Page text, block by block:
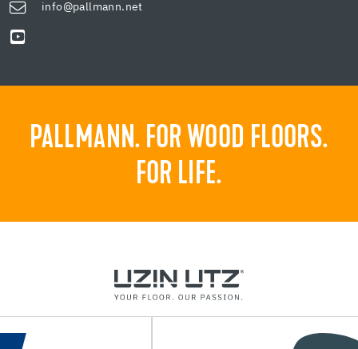
info@pallmann.net
PALLMANN. FOR WOOD FLOORS.
FOR LIFE.